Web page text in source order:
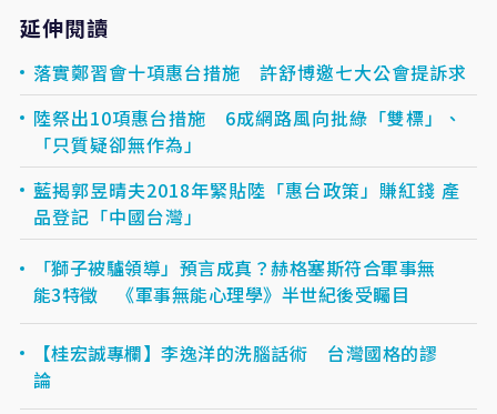
延伸閱讀
落實鄭習會十項惠台措施 許舒博邀七大公會提訴求
陸祭出10項惠台措施 6成網路風向批綠「雙標」、
「只質疑卻無作為」
藍揭郭昱晴夫2018年緊貼陸「惠台政策」賺紅錢 產
品登記「中國台灣」
「獅子被驢領導」預言成真？赫格塞斯符合軍事無
能3特徵 《軍事無能心理學》半世紀後受矚目
【桂宏誠專欄】李逸洋的洗腦話術 台灣國格的謬
論